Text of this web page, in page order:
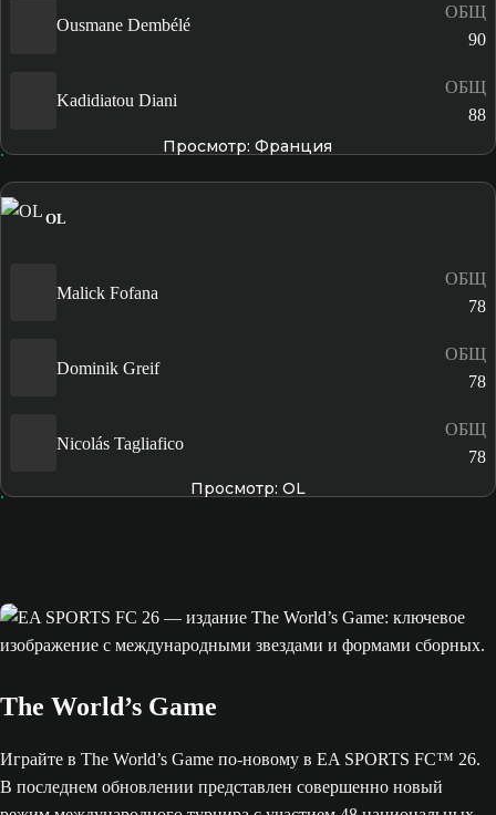
Ousmane Dembélé
ОБЩ
90
Kadidiatou Diani
ОБЩ
88
Просмотр: Франция
OL
Malick Fofana
ОБЩ
78
Dominik Greif
ОБЩ
78
Nicolás Tagliafico
ОБЩ
78
Просмотр: OL
The World’s Game
Играйте в The World’s Game по-новому в EA SPORTS FC™ 26.
В последнем обновлении представлен совершенно новый